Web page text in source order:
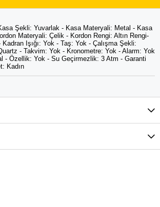
Şekli: Yuvarlak - Kasa Materyali: Metal - Kasa
Materyali: Çelik - Kordon Rengi: Altın Rengi-
Işığı: Yok - Taş: Yok - Çalışma Şekli:
- Takvim: Yok - Kronometre: Yok - Alarm: Yok
- Özellik: Yok - Su Geçirmezlik: 3 Atm - Garanti
Kadın